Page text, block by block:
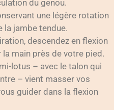
du genou.
une légère rotation
la jambe tendue.
descendez en flexion
la main près de votre pied.
lotus – avec le talon qui
– vient masser vos
guider dans la flexion